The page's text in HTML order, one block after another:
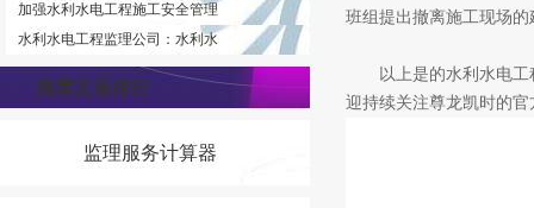
加强水利水电工程施工安全管理
水利水电工程监理公司：水利水
推荐文章排行
监理服务计算器
班组提出撤离施工现场的
以上是的水利水电工程
迎持续关注尊龙凯时的官